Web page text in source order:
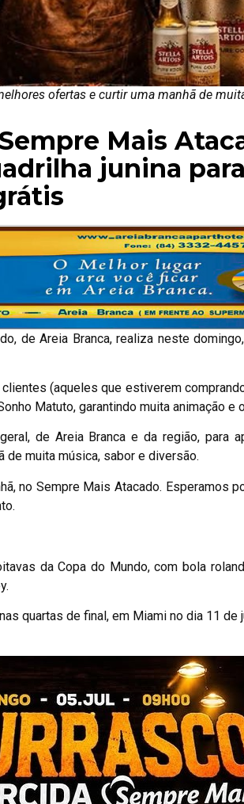
ofertas e curtir uma manhã de
Mais
junina
de Areia Branca, realiza neste
(aqueles que estiverem
Matuto, garantindo muita animação e
de Areia Branca e da região, para
de muita música, sabor e diversão.
no Sempre Mais Atacado. Esperamos
da Copa do Mundo, com bola
quartas de final, em Miami no dia 11